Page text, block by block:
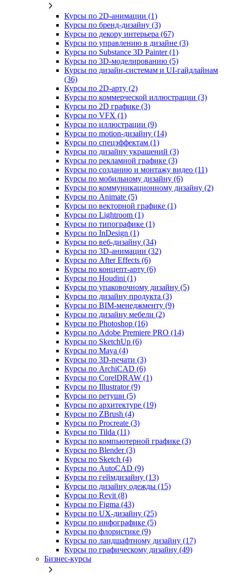
Курсы по 2D‑анимации (1)
Курсы по бренд‑дизайну (3)
Курсы по декору интерьера (67)
Курсы по управлению в дизайне (3)
Курсы по Substance 3D Painter (1)
Курсы по 3D‑моделированию (5)
Курсы по дизайн-системам и UI-гайдлайнам
(36)
Курсы по 2D‑арту (2)
Курсы по коммерческой иллюстрации (3)
Курсы по 2D графике (3)
Курсы по VFX (1)
Курсы по иллюстрации (9)
Курсы по motion-дизайну (14)
Курсы по спецэффектам (1)
Курсы по дизайну украшений (3)
Курсы по рекламной графике (3)
Курсы по созданию и монтажу видео (11)
Курсы по мобильному дизайну (6)
Курсы по коммуникационному дизайну (2)
Курсы по Animate (5)
Курсы по векторной графике (1)
Курсы по Lightroom (1)
Курсы по типографике (1)
Курсы по InDesign (1)
Курсы по веб‑дизайну (34)
Курсы по 3D‑анимации (32)
Курсы по After Effects (6)
Курсы по концепт‑арту (6)
Курсы по Houdini (1)
Курсы по упаковочному дизайну (5)
Курсы по дизайну продукта (3)
Курсы по BIM‑менеджменту (9)
Курсы по дизайну мебели (2)
Курсы по Photoshop (16)
Курсы по Adobe Premiere PRO (14)
Курсы по SketchUp (6)
Курсы по Maya (4)
Курсы по 3D-печати (3)
Курсы по ArchiCAD (6)
Курсы по CorelDRAW (1)
Курсы по Illustrator (9)
Курсы по ретуши (5)
Курсы по архитектуре (19)
Курсы по ZBrush (4)
Курсы по Procreate (3)
Курсы по Tilda (11)
Курсы по компьютерной графике (3)
Курсы по Blender (3)
Курсы по Sketch (4)
Курсы по AutoCAD (9)
Курсы по геймдизайну (13)
Курсы по дизайну одежды (15)
Курсы по Revit (8)
Курсы по Figma (43)
Курсы по UX‑дизайну (25)
Курсы по инфографике (5)
Курсы по флористике (9)
Курсы по ландшафтному дизайну (17)
Курсы по графическому дизайну (49)
Бизнес-курсы